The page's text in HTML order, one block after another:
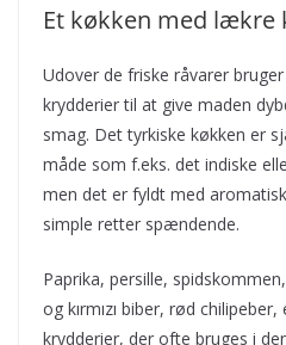
Et køkken med lækre
Udover de friske råvarer
krydderier til at give maden
smag. Det tyrkiske køkken er
måde som f.eks. det indiske
men det er fyldt med
simple retter spændende.
Paprika, persille,
og kırmızı biber, rød
krydderier, der ofte bruges i